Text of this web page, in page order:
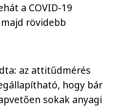
a COVID-19
rövidebb
az attitűdmérés
hogy bár
sokak anyagi